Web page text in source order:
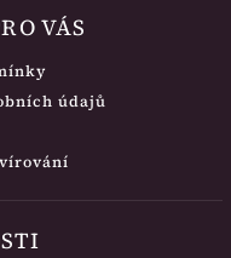
VÁS
údajů